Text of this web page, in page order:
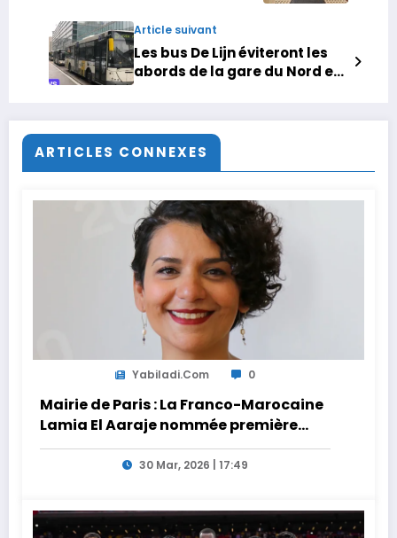
des femmes berbères
Article suivant
Les bus De Lijn éviteront les
abords de la gare du Nord et
marocaine
ARTICLES CONNEXES
Yabiladi.com 0
Mairie de Paris : La Franco-Marocaine
Lamia El Aaraje nommée première
adjointe
30 Mar, 2026 | 17:49